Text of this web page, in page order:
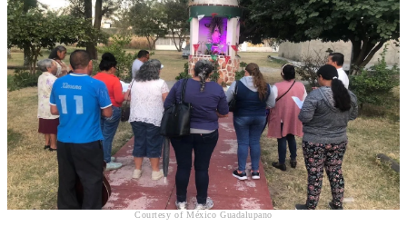
Courtesy of México Guadalupano